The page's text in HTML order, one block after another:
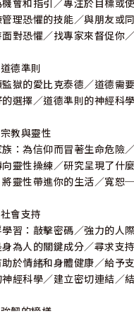
理恐懼的技能／與朋友或
對恐懼／找專家來督促你
德準則
獄的愛比克泰德／道德需
選擇／道德準則的神經科
教與靈性
：為信仰而冒著生命危險
靈性操練／研究呈現了什
將靈性帶進你的生活／寬
會支持
習：敲擊密碼／強力的人
為人的關鍵成分／尋求支持
於情緒和身體健康／給予
經科學／建立密切連結／
韌的榜樣